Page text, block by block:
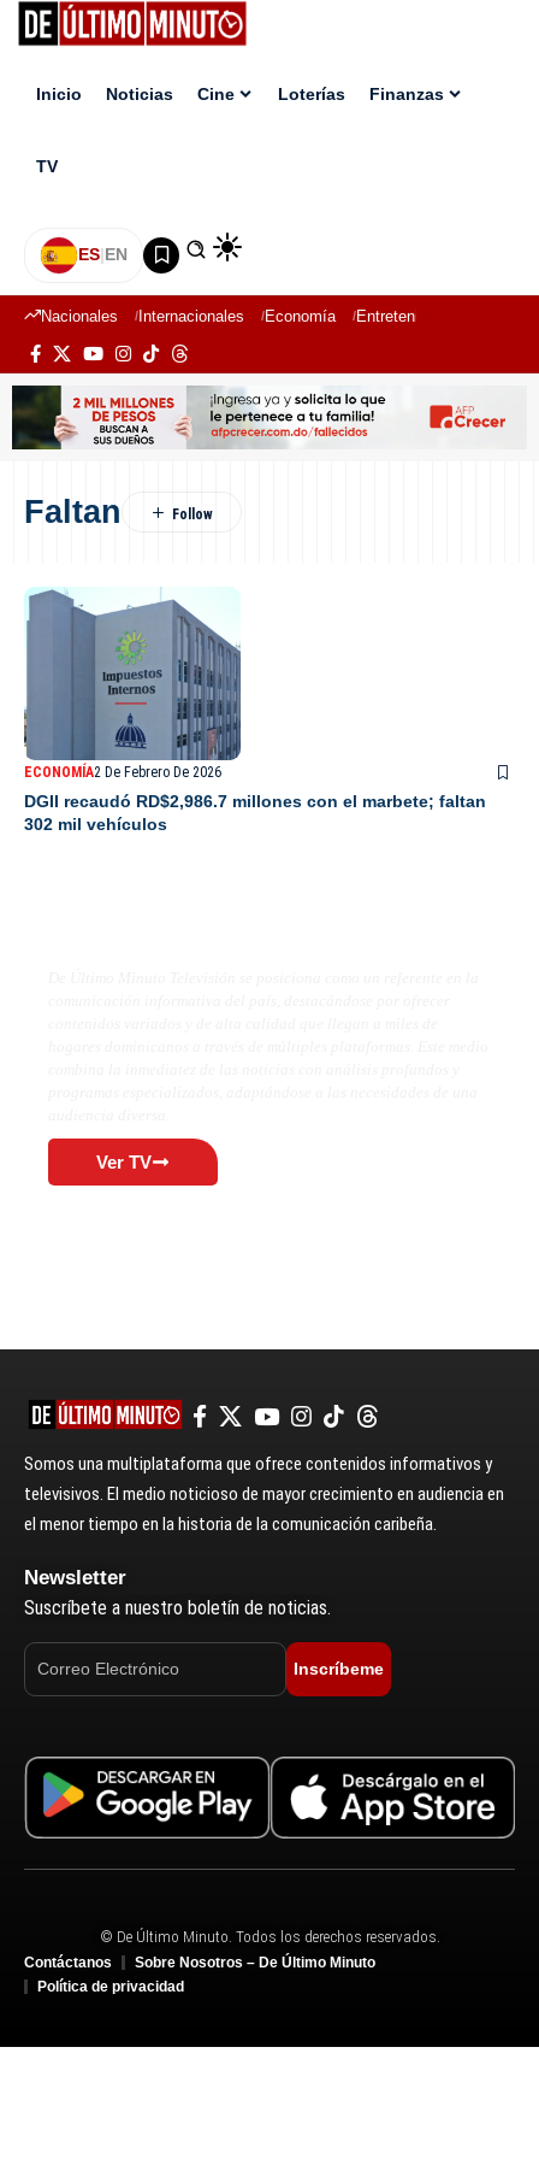
Inicio Noticias Cine Loterías Finanzas
TV
ES|EN
Nacionales Internacionales Economía Entretenimiento
Faltan
ECONOMÍA2 De Febrero De 2026
DGII recaudó RD$2,986.7 millones con el marbete; faltan
302 mil vehículos
Ver TV
Somos una multiplataforma que ofrece contenidos informativos y
televisivos. El medio noticioso de mayor crecimiento en audiencia en
el menor tiempo en la historia de la comunicación caribeña.
Newsletter
Suscríbete a nuestro boletín de noticias.
Inscríbeme
© De Último Minuto. Todos los derechos reservados.
Contáctanos
Sobre Nosotros – De Último Minuto
Política de privacidad